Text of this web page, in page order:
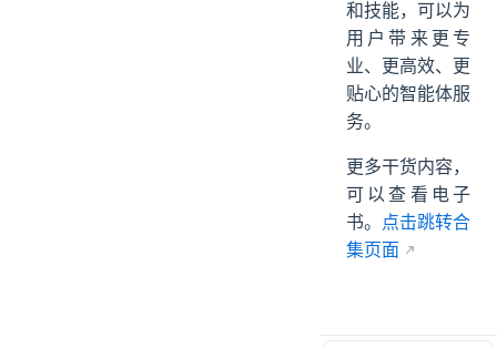
和技能，可以为
用户带来更专
业、更高效、更
贴心的智能体服
务。
更多干货内容，
可以查看电子
书。
点击跳转合
集页面